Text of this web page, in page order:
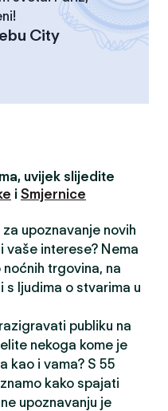
City
uvijek slijedite
i Smjernice
upoznavanje novih
vaše interese? Nema
trgovina, na
ljudima o stvarima u
publiku na
nekoga kome je
kao i vama? S 55
kako spajati
upoznavanju je